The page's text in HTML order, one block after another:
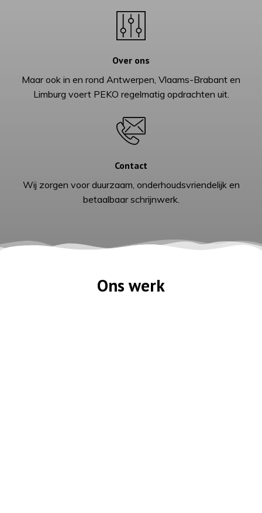
Over ons
Maar ook in en rond Antwerpen, Vlaams-Brabant en
Limburg voert PEKO regelmatig opdrachten uit.
Contact
Wij zorgen voor duurzaam, onderhoudsvriendelijk en
betaalbaar schrijnwerk.
Ons werk